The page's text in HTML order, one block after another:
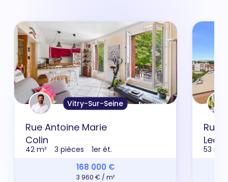
Vitry-Sur-Seine
Rue Antoine Marie
Colin
42 m² 3 pièces 1er ét.
168 000 €
3 960 € / m²
Rue
53 m²